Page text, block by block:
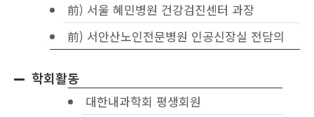
前) 서울 혜민병원 건강검진센터 과장
前) 서안산노인전문병원 인공신장실 전담의
학회활동
대한내과학회 평생회원